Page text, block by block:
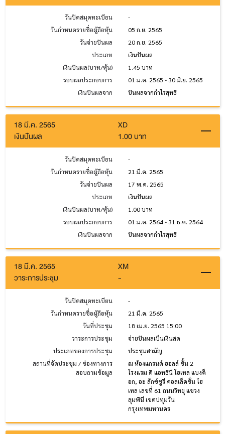
วันปิดสมุดทะเบียน
-
วันกำหนดรายชื่อผู้ถือหุ้น
05 ก.ย. 2565
วันจ่ายปันผล
20 ก.ย. 2565
ประเภท
เงินปันผล
เงินปันผล(บาท/หุ้น)
1.45 บาท
รอบผลประกอบการ
01 ม.ค. 2565 - 30 มิ.ย. 2565
เงินปันผลจาก
ปันผลจากกำไรสุทธิ
18 มี.ค. 2565
XD
เงินปันผล
1.00 บาท
วันปิดสมุดทะเบียน
-
วันกำหนดรายชื่อผู้ถือหุ้น
21 มี.ค. 2565
วันจ่ายปันผล
17 พ.ค. 2565
ประเภท
เงินปันผล
เงินปันผล(บาท/หุ้น)
1.00 บาท
รอบผลประกอบการ
01 ม.ค. 2564 - 31 ธ.ค. 2564
เงินปันผลจาก
ปันผลจากกำไรสุทธิ
18 มี.ค. 2565
XM
วาระการประชุม
-
วันปิดสมุดทะเบียน
-
วันกำหนดรายชื่อผู้ถือหุ้น
21 มี.ค. 2565
วันที่ประชุม
18 เม.ย. 2565 15:00
วาระการประชุม
จ่ายปันผลเป็นเงินสด
ประเภทของการประชุม
ประชุมสามัญ
สถานที่จัดประชุม / ช่องทางการ
สอบถามข้อมูล
ณ ห้องแกรนด์ ฮอลล์ ชั้น 2
โรงแรม ดิ แอทธินี โฮเทล แบงค็
อก, อะ ลักซ์ชูรี คอลเล็คชั่น โฮ
เทล เลขที่ 61 ถนนวิทยุ แขวง
ลุมพินี เขตปทุมวัน
กรุงเทพมหานคร